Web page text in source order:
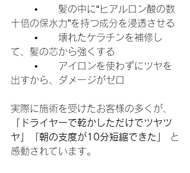
十倍の保水力”を持つ成分を浸透させる
て、髪の芯から強くする
出すから、ダメージがゼロ
実際に施術を受けたお客様の多くが、
「ドライヤーで乾かしただけでツヤツ
ヤ」「朝の支度が10分短縮できた」
と
感動されています。